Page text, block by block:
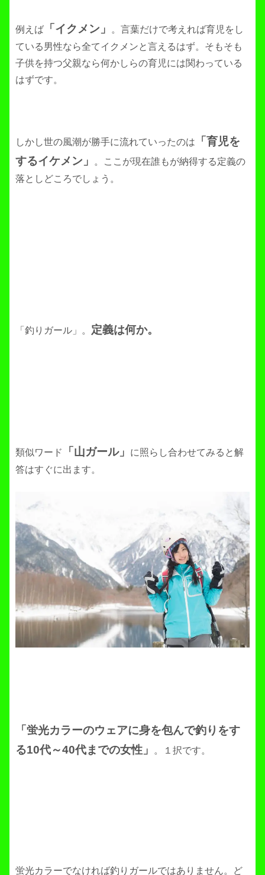
例えば 「イクメン」
。言葉だけで考えれば育児をし
ている男性なら全てイクメンと言えるはず。そもそも
子供を持つ父親なら何かしらの育児には関わっている
はずです。
しかし世の風潮が勝手に流れていったのは
「育児を
するイケメン」
。ここが現在誰もが納得する定義の
落としどころでしょう。
「釣りガール」。 定義は何か。
類似ワード 「山ガール」
に照らし合わせてみると解
答はすぐに出ます。
「蛍光カラーのウェアに身を包んで釣りをす
る10代～40代までの女性」
。１択です。
蛍光カラーでなければ釣りガールではありません。ど